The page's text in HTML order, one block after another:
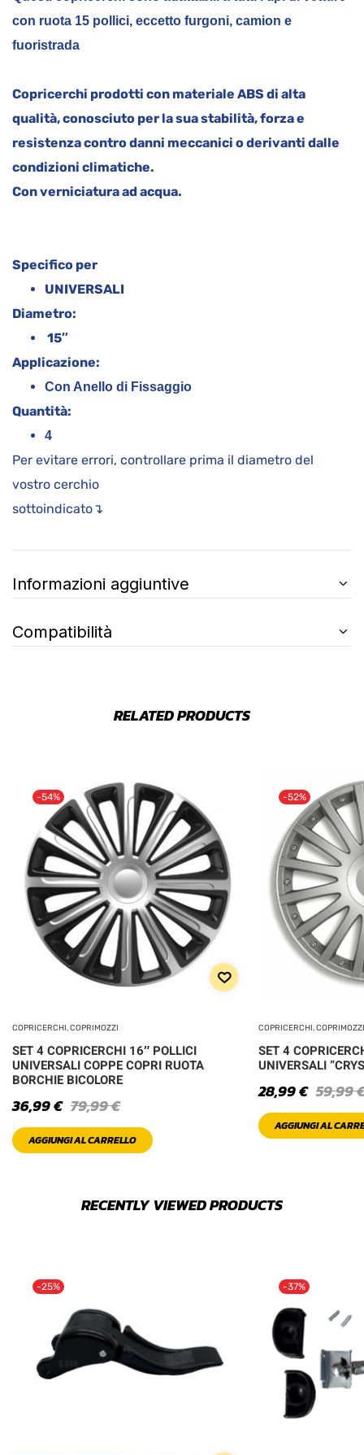
con ruota 15 pollici, eccetto furgoni, camion e
fuoristrada
Copricerchi prodotti con materiale ABS di alta
qualità, conosciuto per la sua stabilità, forza e
resistenza contro danni meccanici o derivanti dalle
condizioni climatiche.
Con verniciatura ad acqua.
Specifico per
UNIVERSALI
Diametro:
15″
Applicazione:
Con Anello di Fissaggio
Quantità:
4
Per evitare errori, controllare prima il diametro del
vostro cerchio
sottoindicato↴
Informazioni aggiuntive
Compatibilità
RELATED PRODUCTS
-54%
COPRICERCHI, COPRIMOZZI
SET 4 COPRICERCHI 16″ POLLICI
UNIVERSALI COPPE COPRI RUOTA
BORCHIE BICOLORE
79,99€
36,99€
AGGIUNGI AL CARRELLO
-52%
COPRICERCHI, COPRIMOZZI
SET 4
UNIVERSALI
59,99
28,99€
AGGIUNGI AL
RECENTLY VIEWED PRODUCTS
-25% -37%